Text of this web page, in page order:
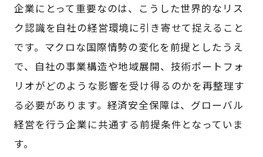
企業にとって重要なのは、こうした世界的なリス
ク認識を自社の経営環境に引き寄せて捉えること
です。マクロな国際情勢の変化を前提としたうえ
で、自社の事業構造や地域展開、技術ポートフォ
リオがどのような影響を受け得るのかを再整理す
る必要があります。経済安全保障は、グローバル
経営を行う企業に共通する前提条件となっていま
す。